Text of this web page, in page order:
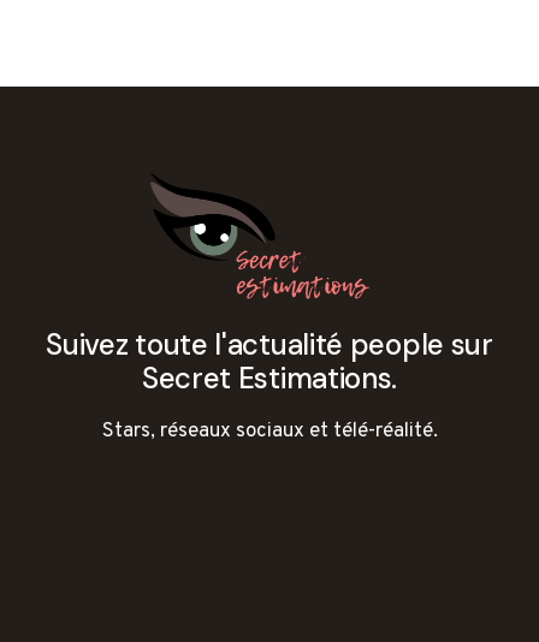
Suivez toute l'actualité people sur
Secret Estimations.
Stars, réseaux sociaux et télé-réalité.